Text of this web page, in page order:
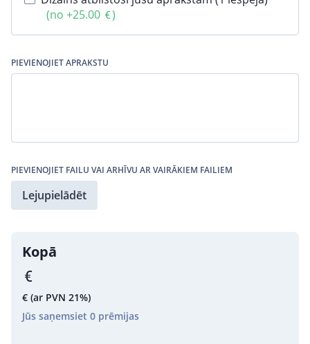
(no +25.00
)
PIEVIENOJIET APRAKSTU
PIEVIENOJIET FAILU VAI ARHĪVU AR VAIRĀKIEM FAILIEM
Lejupielādēt
Kopā
€ (ar PVN 21%)
Jūs saņemsiet 0 prēmijas